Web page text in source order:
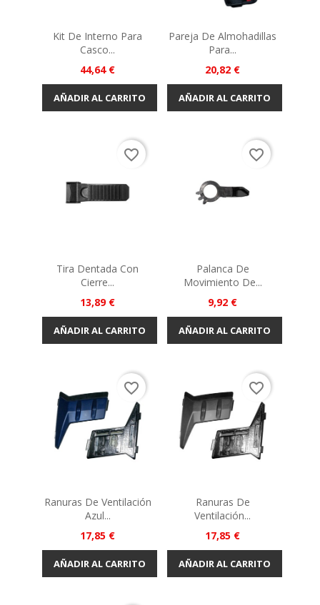
Kit De Interno Para
Casco...
Precio
44,64 €
AÑADIR AL CARRITO
Pareja De Almohadillas
Para...
Precio
20,82 €
AÑADIR AL CARRITO
Tira Dentada Con
Cierre...
Precio
13,89 €
AÑADIR AL CARRITO
favorite_border
Palanca De
Movimiento De...
Precio
9,92 €
AÑADIR AL CARRITO
favorite_border
Ranuras De Ventilación
Azul...
Precio
17,85 €
AÑADIR AL CARRITO
favorite_border
Ranuras De
Ventilación...
Precio
17,85 €
AÑADIR AL CARRITO
favorite_border